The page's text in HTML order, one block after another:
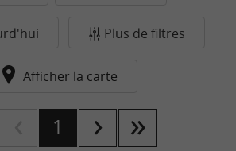
Plus de filtres
Afficher la carte
1